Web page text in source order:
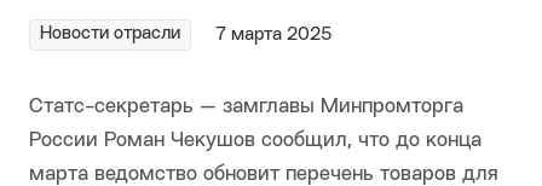
Новости отрасли 7 марта 2025
Статс-секретарь — замглавы Минпромторга
России Роман Чекушов сообщил, что до конца
марта ведомство обновит перечень товаров для